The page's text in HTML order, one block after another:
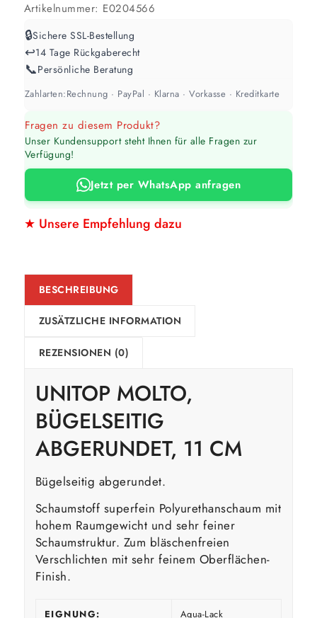
Artikelnummer: E0204566
🔒Sichere SSL-Bestellung
↩️14 Tage Rückgaberecht
📞Persönliche Beratung
Zahlarten:Rechnung · PayPal · Klarna · Vorkasse · Kreditkarte
Fragen zu diesem Produkt?
Unser Kundensupport steht Ihnen für alle Fragen zur
Verfügung!
Jetzt per WhatsApp anfragen
★ Unsere Empfehlung dazu
BESCHREIBUNG
ZUSÄTZLICHE INFORMATION
REZENSIONEN (0)
UNITOP MOLTO,
BÜGELSEITIG
ABGERUNDET, 11 CM
Bügelseitig abgerundet.
Schaumstoff superfein Polyurethanschaum mit
hohem Raumgewicht und sehr feiner
Schaumstruktur. Zum bläschenfreien
Verschlichten mit sehr feinem Oberflächen-
Finish.
EIGNUNG: Aqua-Lack